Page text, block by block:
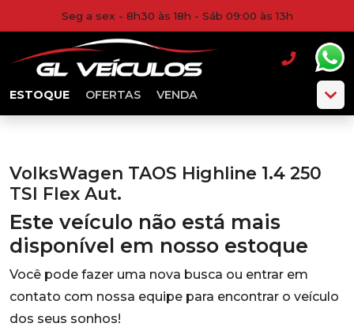
Seg a sex - 8h30 às 18h - Sáb 09:00 às 13h
ESTOQUE OFERTAS VENDA
VolksWagen TAOS Highline 1.4 250
TSI Flex Aut.
Este veículo não está mais
disponível em nosso estoque
Você pode fazer uma nova busca ou entrar em
contato com nossa equipe para encontrar o veículo
dos seus sonhos!